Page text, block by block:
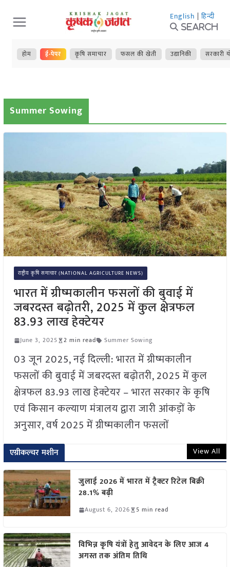
Skip
to
content
English | हिन्दी
Search
होम ई-पेपर कृषि समाचार फसल की खेती उद्यानिकी सरकारी
Summer Sowing
राष्ट्रीय कृषि समाचार (NATIONAL AGRICULTURE NEWS)
भारत में ग्रीष्मकालीन फसलों की बुवाई में
जबरदस्त बढ़ोतरी, 2025 में कुल क्षेत्रफल
83.93 लाख हेक्टेयर
June 3, 2025 2 min read Summer Sowing
03 जून 2025, नई दिल्ली: भारत में ग्रीष्मकालीन
फसलों की बुवाई में जबरदस्त बढ़ोतरी, 2025 में कुल
क्षेत्रफल 83.93 लाख हेक्टेयर – भारत सरकार के कृषि
एवं किसान कल्याण मंत्रालय द्वारा जारी आंकड़ों के
अनुसार, वर्ष 2025 में ग्रीष्मकालीन फसलों
एग्रीकल्चर मशीन View All
जुलाई 2026 में भारत में ट्रैक्टर रिटेल बिक्री
28.1% बढ़ी
August 6, 2026 5 min read
विभिन्न कृषि यंत्रों हेतु आवेदन के लिए आज 4
अगस्त तक अंतिम तिथि